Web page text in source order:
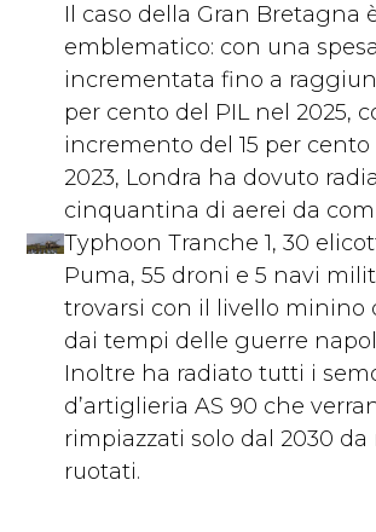
Il caso della Gran Bretagna
emblematico: con una
incrementata fino a
per cento del PIL nel 2025,
incremento del 15 per cento
2023, Londra ha dovuto
cinquantina di aerei da
Typhoon Tranche 1, 30
Puma, 55 droni e 5 navi
trovarsi con il livello minino
dai tempi delle guerre
Inoltre ha radiato tutti i
d’artiglieria AS 90 che
rimpiazzati solo dal 2030 da
ruotati.